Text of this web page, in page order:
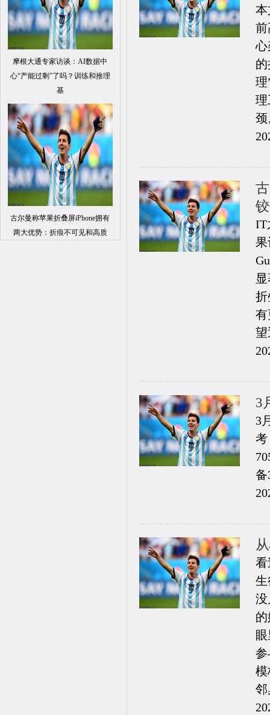
摩根大通专家访谈：AI数据中
心“产能过剩”了吗？训练和推理
基
古尔曼称苹果折叠屏iPhone拥有
两大优势：折痕不可见和高质
本
前
心
理
理
颈
IT
果
折
有
望
3
3
考
备
看
生
没
参
模
邻